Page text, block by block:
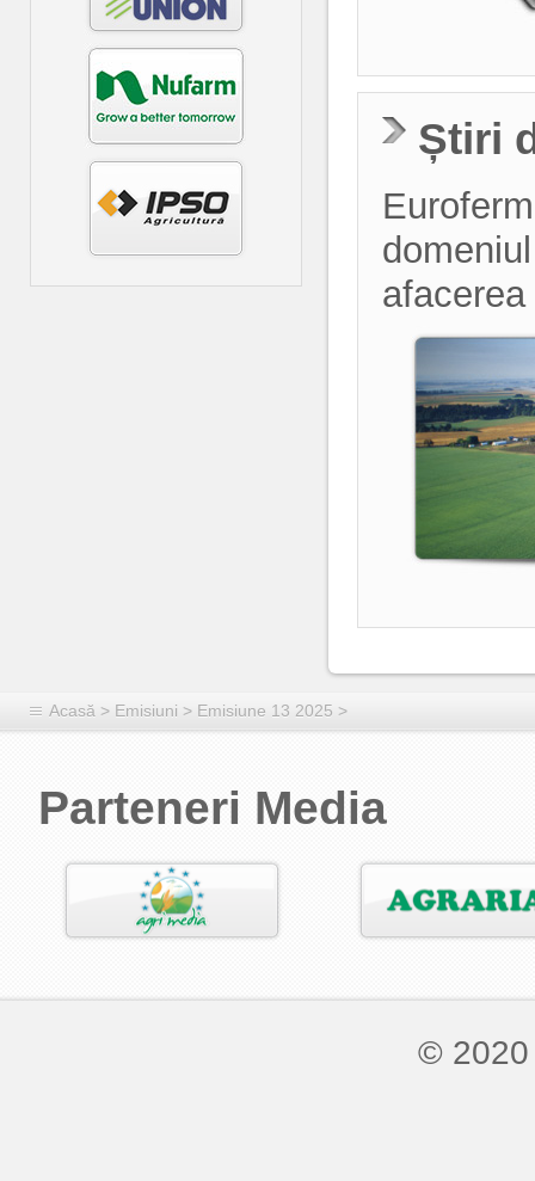
Știri
Acasă > Emisiuni > Emisiune 13 2025 >
Parteneri Media
©